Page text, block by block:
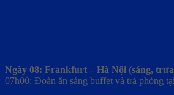
Ngày 08: Frankfurt – Hà Nội (sáng,
07h00: Đoàn ăn sáng buffet và trả phòng